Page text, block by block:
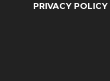
PRIVACY POLICY